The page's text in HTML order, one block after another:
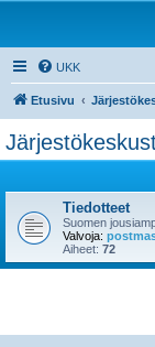
UKK
Etusivu
Tiedotteet
Suomen
Valvoja:
Aiheet: 72